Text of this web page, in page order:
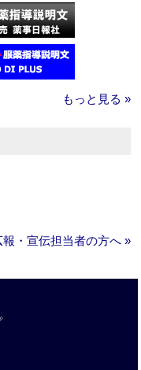
もっと見る »
報・宣伝担当者の方へ »